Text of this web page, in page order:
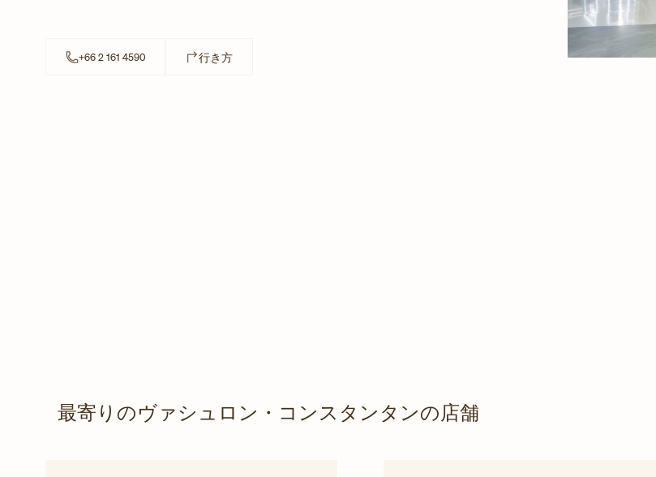
+66 2 161 4590 行き方Link Opens in New Tab
最寄りのヴァシュロン・コンスタンタンの店舗